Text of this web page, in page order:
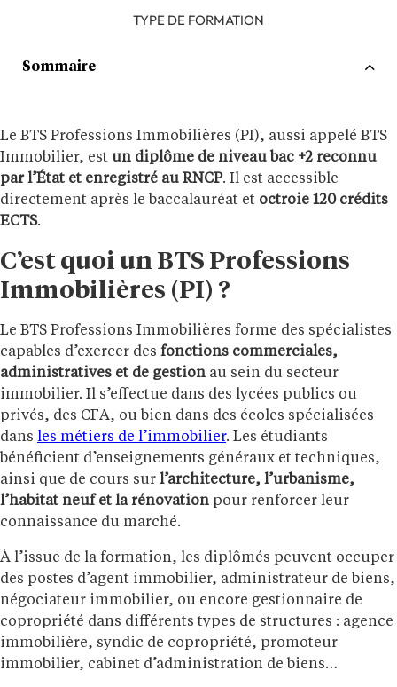
Le BTS Professions Immobilières (PI), aussi appelé BTS
Immobilier, est un diplôme de niveau bac +2 reconnu
par l’État et enregistré au RNCP. Il est accessible
directement après le baccalauréat et octroie 120 crédits
ECTS.
C’est quoi un BTS Professions
Immobilières (PI) ?
Le BTS Professions Immobilières forme des spécialistes
capables d’exercer des fonctions commerciales,
administratives et de gestion au sein du secteur
immobilier. Il s’effectue dans des lycées publics ou
privés, des CFA, ou bien dans des écoles spécialisées
dans les métiers de l’immobilier. Les étudiants
bénéficient d’enseignements généraux et techniques,
ainsi que de cours sur l’architecture, l’urbanisme,
l’habitat neuf et la rénovation pour renforcer leur
connaissance du marché.
À l’issue de la formation, les diplômés peuvent occuper
des postes d’agent immobilier, administrateur de biens,
négociateur immobilier, ou encore gestionnaire de
copropriété dans différents types de structures : agence
immobilière, syndic de copropriété, promoteur
immobilier, cabinet d’administration de biens…
TYPE DE FORMATION
Sommaire